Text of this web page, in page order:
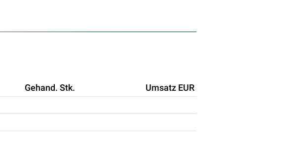
Gehand. Stk.
Umsatz EUR